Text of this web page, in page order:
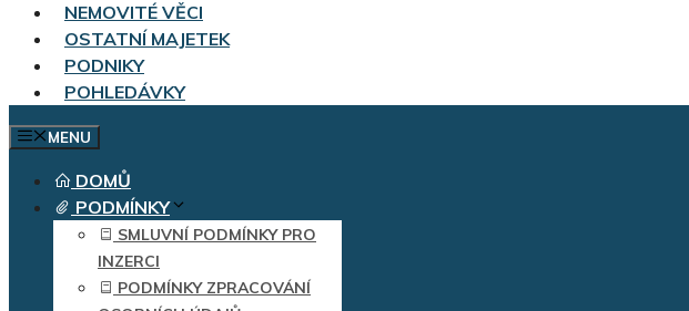
NEMOVITÉ VĚCI
OSTATNÍ MAJETEK
PODNIKY
POHLEDÁVKY
MENU
DOMŮ
PODMÍNKY
SMLUVNÍ PODMÍNKY PRO
INZERCI
PODMÍNKY ZPRACOVÁNÍ